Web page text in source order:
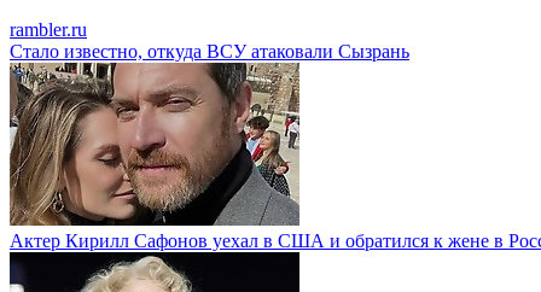
rambler.ru
Стало известно, откуда ВСУ атаковали Сызрань
Актер Кирилл Сафонов уехал в США и обратился к жене в